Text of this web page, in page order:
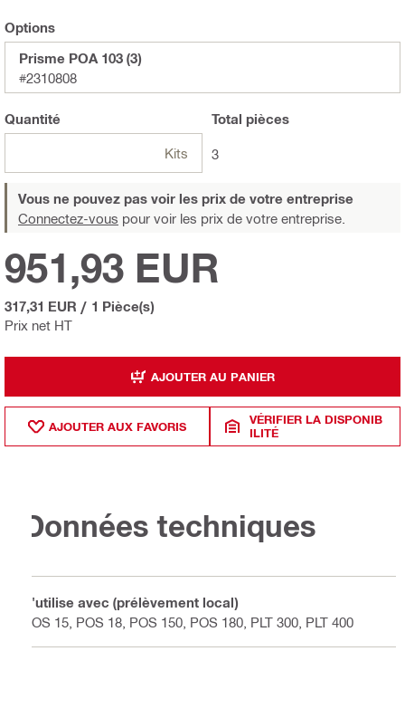
Options
Prisme POA 103 (3)
#2310808
Quantité
Kits
Total pièces
3
Vous ne pouvez pas voir les prix de votre entreprise
Connectez-vous pour voir les prix de votre entreprise.
Prix net HT
951,93 EUR
317,31 EUR / 1 Pièce(s)
AJOUTER AU PANIER
AJOUTER AUX FAVORIS
VÉRIFIER LA DISPONIB
ILITÉ
Données techniques
S'utilise avec (prélèvement local)
POS 15, POS 18, POS 150, POS 180, PLT 300, PLT 400